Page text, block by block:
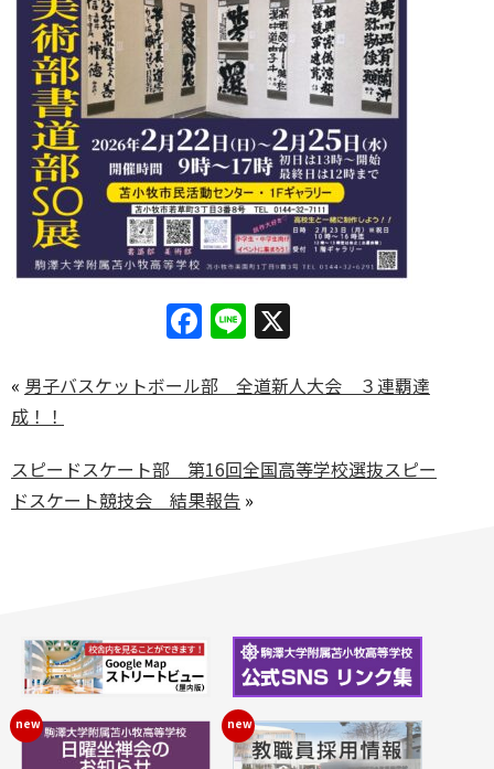
Facebook
Line
« 男子バスケットボール部 全道新人大会 ３連覇達
成！！
スピードスケート部 第16回全国高等学校選抜スピー
ドスケート競技会 結果報告 »